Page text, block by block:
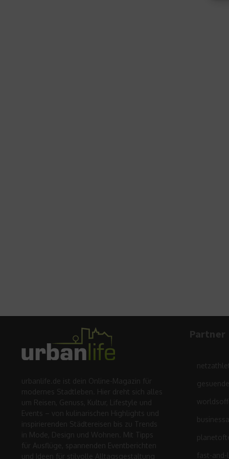
urbanlife.de ist dein Online-Magazin für
modernes Stadtleben. Hier dreht sich alles
um Reisen, Genuss, Kultur, Lifestyle und
Events – von kulinarischen Highlights und
inspirierenden Städtereisen bis zu Trends
in Mode, Design und Wohnen. Mit Tipps
für Ausflüge, spannenden Eventberichten
und Ideen für stilvolle Alltagsgestaltung
Partner
fast-